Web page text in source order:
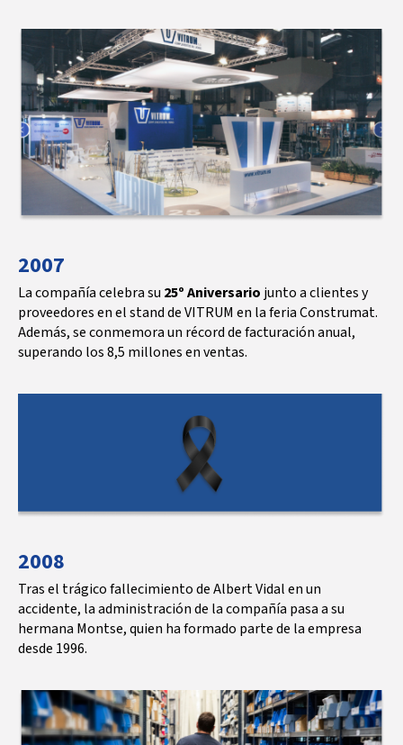
2007
La compañía celebra su 25º Aniversario junto a clientes y
proveedores en el stand de VITRUM en la feria Construmat.
Además, se conmemora un récord de facturación anual,
superando los 8,5 millones en ventas.
2008
Tras el trágico fallecimiento de Albert Vidal en un
accidente, la administración de la compañía pasa a su
hermana Montse, quien ha formado parte de la empresa
desde 1996.